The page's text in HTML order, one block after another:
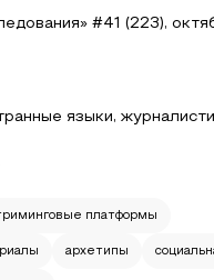
#41 (223),
языки,
платформы
архетипы